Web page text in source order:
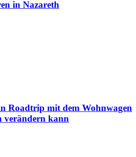
in Nazareth
Roadtrip mit dem Wohnwagen
verändern kann